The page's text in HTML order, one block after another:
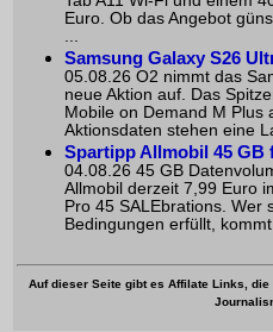
Euro. Ob das Angebot
...
Samsung Galaxy S26
05.08.26 O2 nimmt das
neue Aktion auf. Das
Mobile on Demand M Plus
Aktionsdaten stehen eine
Spartipp Allmobil 45 GB
04.08.26 45 GB
Allmobil derzeit 7,99 Euro
Pro 45 SALEbrations. Wer
Bedingungen erfüllt,
Auf dieser Seite gibt es Affilate Links,